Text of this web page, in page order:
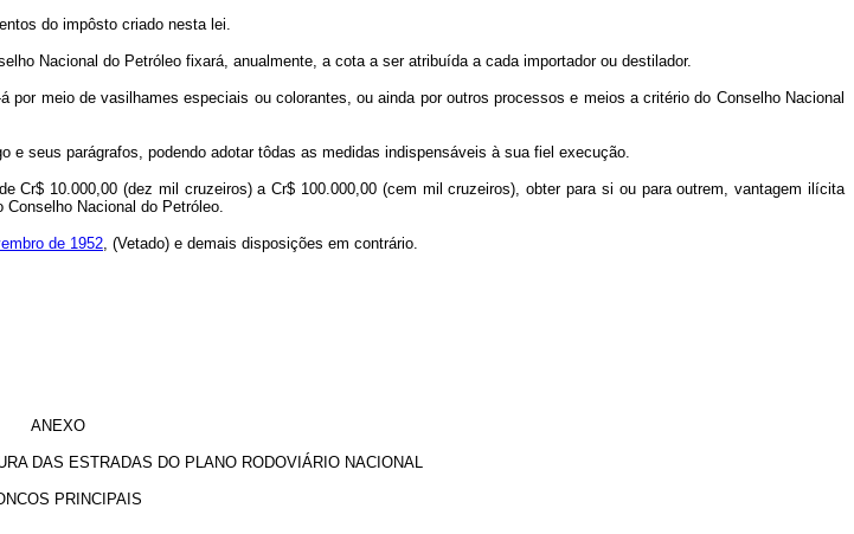
do impôsto criado nesta lei.
Nacional do Petróleo fixará, anualmente, a cota a ser atribuída a cada importador ou destilador.
meio de vasilhames especiais ou colorantes, ou ainda por outros processos e meios a critério do Conselho Nacional
seus parágrafos, podendo adotar tôdas as medidas indispensáveis à sua fiel execução.
10.000,00 (dez mil cruzeiros) a Cr$ 100.000,00 (cem mil cruzeiros), obter para si ou para outrem, vantagem ilícita
Nacional do Petróleo.
de 1952, (Vetado) e demais disposições em contrário.
ANEXO
DAS ESTRADAS DO PLANO RODOVIÁRIO NACIONAL
PRINCIPAIS